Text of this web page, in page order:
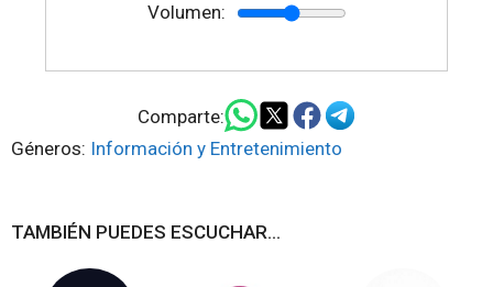
Volumen:
Comparte:
Géneros: Información y Entretenimiento
TAMBIÉN PUEDES ESCUCHAR...